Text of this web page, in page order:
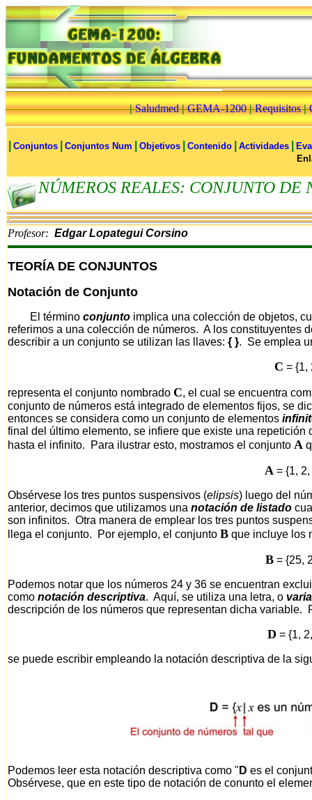
| Saludmed | GEMA-1200 | Requisitos |
Conjuntos Conjuntos Num Objetivos Contenido Actividades
NÚMEROS REALES: CONJUNTO DE
Profesor: Edgar Lopategui Corsino
TEORÍA DE CONJUNTOS
Notación de Conjunto
El término conjunto implica una colección de objetos,
referimos a una colección de números. A los constituyentes
describir a un conjunto se utilizan las llaves: { }. Se emplea
C = {1,
representa el conjunto nombrado C, el cual se encuentra
conjunto de números está integrado de elementos fijos, se
entonces se considera como un conjunto de elementos
final del último elemento, se infiere que existe una
hasta el infinito. Para ilustrar esto, mostramos el conjunto A
A = {1,
Obsérvese los tres puntos suspensivos (elipsis) luego del
anterior, decimos que utilizamos una notación de listado
son infinitos. Otra manera de emplear los tres puntos
llega el conjunto. Por ejemplo, el conjunto B que incluye los
B= {25,
Podemos notar que los números 24 y 36 se encuentran
como notación descriptiva. Aquí, se utiliza una letra, o
descripción de los números que representan dicha variable.
D = {1,
se puede escribir empleando la notación descriptiva de la
Podemos leer esta notación descriptiva como " D es el
Obsérvese, que en este tipo de notación de conunto el